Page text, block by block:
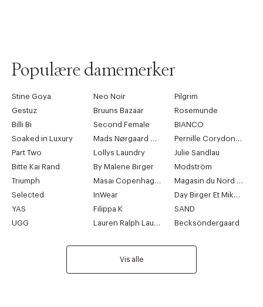
Populære damemerker
Stine Goya Neo Noir
Pilgrim
Gestuz
Bruuns Bazaar
Rosemunde
Billi Bi
Second Female
BIANCO
Soaked in Luxury
Mads Nørgaard Copenhagen
Pernille Corydon Jewellery
Part Two
Lollys Laundry
Julie Sandlau
Bitte Kai Rand
By Malene Birger
Modström
Triumph
Masai Copenhagen
Magasin du Nord Collection
Selected
InWear
Day Birger Et Mikkelsen
YAS
Filippa K
SAND
UGG
Lauren Ralph Lauren Becksöndergaard
Vis alle